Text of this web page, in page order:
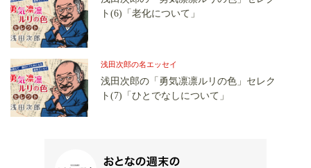
ト(6)「老化について」
浅田次郎の名エッセイ
浅田次郎の「勇気凛凛ルリの色」セレク
ト(7)「ひとでなしについて」